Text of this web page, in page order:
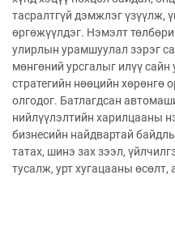
тасралтгүй дэмжлэг үзүүлж,
өргөжүүлдэг. Нэмэлт
улирлын урамшуулал зэрэг
мөнгөний урсгалыг илүү сайн
стратегийн нөөцийн хөрөнгө
олгодог. Батлагдсан
нийлүүлэлтийн харилцааны
бизнесийн найдвартай
татах, шинэ зах зээл,
тусалж, урт хугацааны